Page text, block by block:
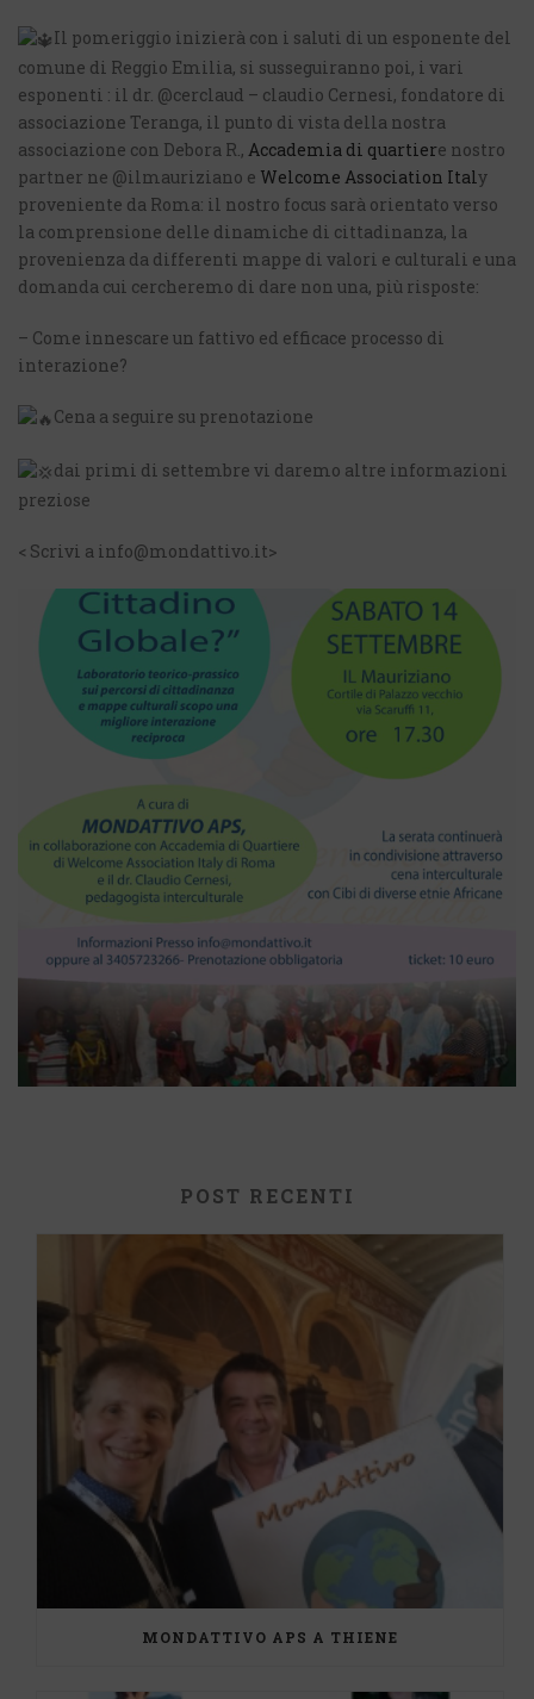
Il pomeriggio inizierà con i saluti di un esponente del
comune di Reggio Emilia, si susseguiranno poi, i vari
esponenti : il dr. @cerclaud – claudio Cernesi, fondatore di
associazione Teranga, il punto di vista della nostra
associazione con Debora R., Accademia di quartiere nostro
partner ne @ilmauriziano e Welcome Association Italy
proveniente da Roma: il nostro focus sarà orientato verso
la comprensione delle dinamiche di cittadinanza, la
provenienza da differenti mappe di valori e culturali e una
domanda cui cercheremo di dare non una, più risposte:
– Come innescare un fattivo ed efficace processo di
interazione?
Cena a seguire su prenotazione
dai primi di settembre vi daremo altre informazioni
preziose
< Scrivi a info@mondattivo.it>
POST RECENTI
MONDATTIVO APS A THIENE